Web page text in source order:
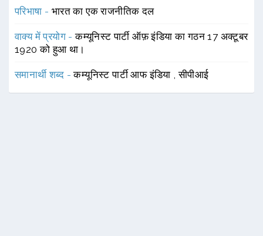
परिभाषा - भारत का एक राजनीतिक दल
वाक्य में प्रयोग -कम्यूनिस्ट पार्टी ऑफ़ इंडिया का गठन 17 अक्टूबर
1920 को हुआ था।
समानार्थी शब्द -कम्यूनिस्ट पार्टी आफ इंडिया ,सीपीआई